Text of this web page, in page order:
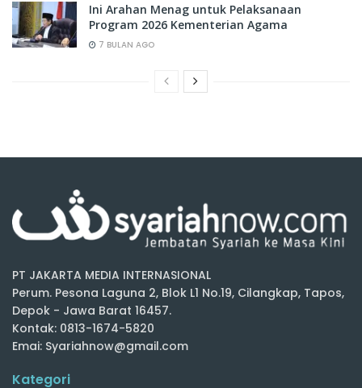
Ini Arahan Menag untuk Pelaksanaan
Program 2026 Kementerian Agama
7 BULAN AGO
PT JAKARTA MEDIA INTERNASIONAL
Perum. Pesona Laguna 2, Blok L1 No.19, Cilangkap, Tapos,
Depok - Jawa Barat 16457.
Kontak: 0813-1674-5820
Emai: Syariahnow@gmail.com
Kategori